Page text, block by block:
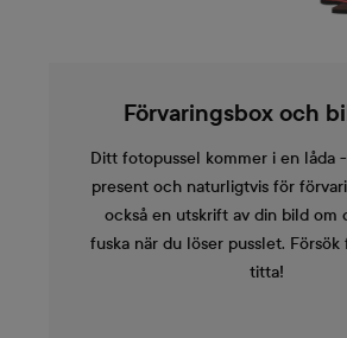
Förvaringsbox och
Ditt fotopussel kommer i en låda
present och naturligtvis för
också en utskrift av din bild om
fuska när du löser pusslet.
titta!